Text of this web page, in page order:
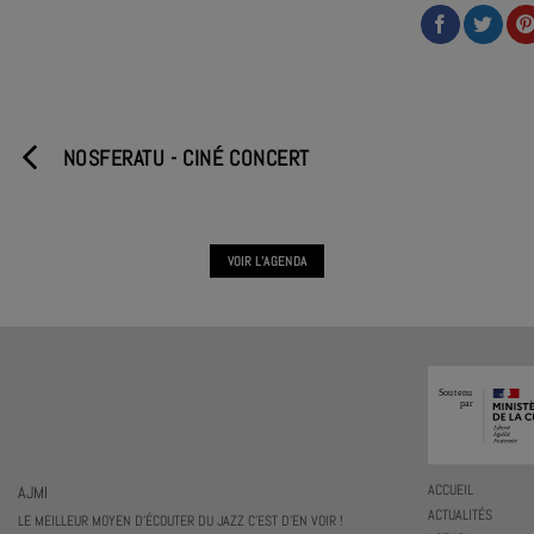
NOSFERATU - CINÉ CONCERT
VOIR L'AGENDA
AJMI
LE MEILLEUR MOYEN D'ÉCOUTER DU JAZZ C'EST D'EN VOIR !
ACCUEIL
ACTUALITÉS